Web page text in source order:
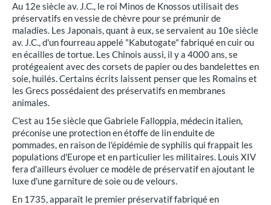
Au 12e siècle av. J.C., le roi Minos de Knossos utilisait des
préservatifs en vessie de chèvre pour se prémunir de
maladies. Les Japonais, quant à eux, se servaient au 10e siècle
av. J.C., d'un fourreau appelé "Kabutogate" fabriqué en cuir ou
en écailles de tortue. Les Chinois aussi, il y a 4000 ans, se
protégeaient avec des corsets de papier ou des bandelettes en
soie, huilés. Certains écrits laissent penser que les Romains et
les Grecs possédaient des préservatifs en membranes
animales.
C'est au 15e siècle que Gabriele Falloppia, médecin italien,
préconise une protection en étoffe de lin enduite de
pommades, en raison de l'épidémie de syphilis qui frappait les
populations d'Europe et en particulier les militaires. Louis XIV
fera d'ailleurs évoluer ce modèle de préservatif en ajoutant le
luxe d'une garniture de soie ou de velours.
En 1735, apparaît le premier préservatif fabriqué en